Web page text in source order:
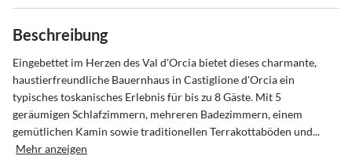
Beschreibung
Eingebettet im Herzen des Val d'Orcia bietet dieses charmante,
haustierfreundliche Bauernhaus in Castiglione d'Orcia ein
typisches toskanisches Erlebnis für bis zu 8 Gäste. Mit 5
geräumigen Schlafzimmern, mehreren Badezimmern, einem
gemütlichen Kamin sowie traditionellen Terrakottaböden und...
Mehr anzeigen